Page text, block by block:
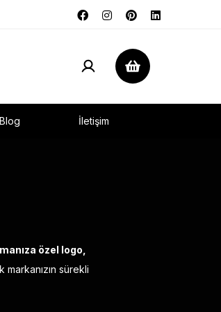
Blog İletişim
özel logo,
sürekli